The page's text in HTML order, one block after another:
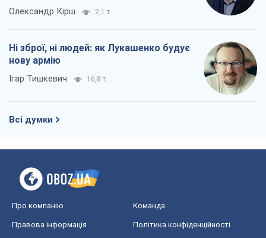
Олександр Кірш 2,1 т.
Ні зброї, ні людей: як Лукашенко будує
нову армію
Ігар Тишкевич 16,8 т.
Всі думки
Про компанію Команда
Правова інформація Політика конфіденційності